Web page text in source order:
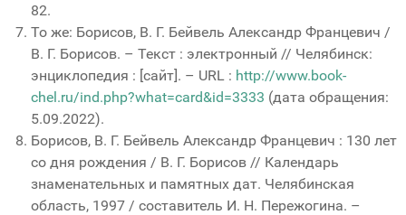
82.
То же: Борисов, В. Г. Бейвель Александр Францевич /
В. Г. Борисов. – Текст : электронный // Челябинск:
энциклопедия : [сайт]. – URL : http://www.book-
chel.ru/ind.php?what=card&id=3333 (дата обращения:
5.09.2022).
Борисов, В. Г. Бейвель Александр Францевич : 130 лет
со дня рождения / В. Г. Борисов // Календарь
знаменательных и памятных дат. Челябинская
область, 1997 / составитель И. Н. Пережогина. –